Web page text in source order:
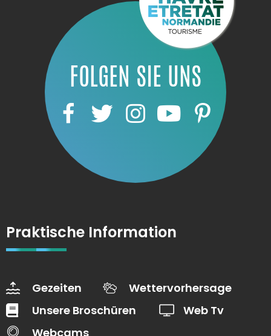
FOLGEN SIE UNS
Praktische Information
Gezeiten
Wettervorhersage
Unsere Broschüren
Web Tv
Webcams